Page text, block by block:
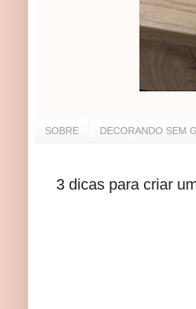
SOBRE DECORANDO SEM
3 dicas para criar